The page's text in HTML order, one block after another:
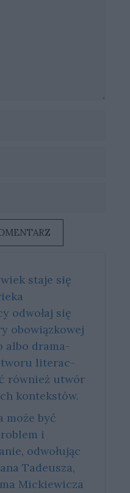
staje się
od­wo­łaj się
obo­wiąz­ko­wej
albo dra­ma­
li­te­rac­
rów­nież utwór
kon­tek­stów.
może być
i
odwołując
Tadeusza,
Mickiewicza